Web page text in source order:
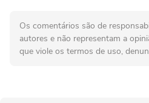
Os comentários são de
autores e não representam a
que viole os termos de uso,